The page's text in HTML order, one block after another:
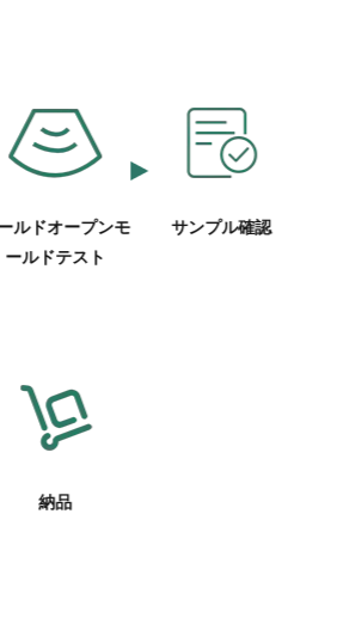
ールドオープンモ
ールドテスト
サンプル確認
納品